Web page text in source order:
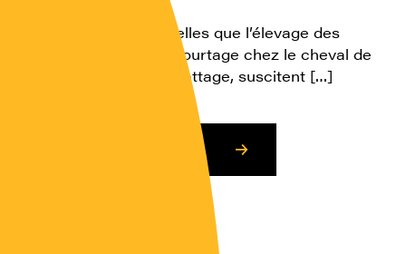
Certaines pratiques, telles que l’élevage des
poules en batterie, l’écourtage chez le cheval de
trait ou les modes d’abattage, suscitent […]